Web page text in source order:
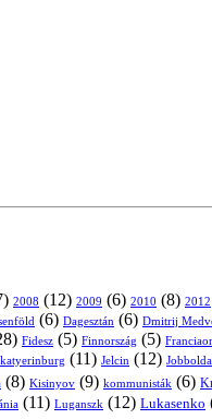
2008 (12) 2009 (6) 2010 (8) 2012
(6) Dagesztán (6) Dmitrij
Fidesz (5) Finnország (5)
(11) Jelcin (12)
(8) Kisinyov (9) kommunisták (6)
(11) Luganszk (12) Lukasenko